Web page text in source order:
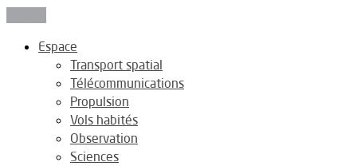
Espace
Transport spatial
Télécommunications
Propulsion
Vols habités
Observation
Sciences